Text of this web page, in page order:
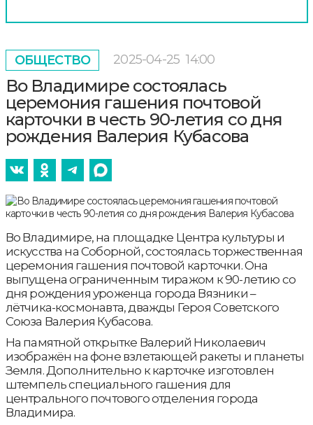
ОБЩЕСТВО 2025-04-25 14:00
Во Владимире состоялась
церемония гашения почтовой
карточки в честь 90-летия со дня
рождения Валерия Кубасова
Во Владимире, на площадке Центра культуры и
искусства на Соборной, состоялась торжественная
церемония гашения почтовой карточки. Она
выпущена ограниченным тиражом к 90-летию со
дня рождения уроженца города Вязники –
лётчика-космонавта, дважды Героя Советского
Союза Валерия Кубасова.
На памятной открытке Валерий Николаевич
изображён на фоне взлетающей ракеты и планеты
Земля. Дополнительно к карточке изготовлен
штемпель специального гашения для
центрального почтового отделения города
Владимира.